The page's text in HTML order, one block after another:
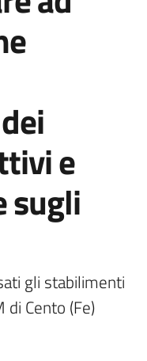
e
sugli
gli stabilimenti
Cento (Fe)